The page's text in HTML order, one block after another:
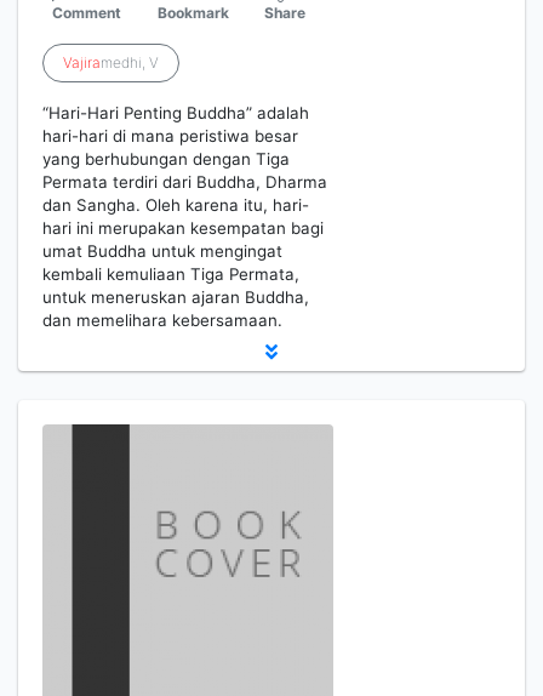
Comment Bookmark Share
Vajiramedhi, V
“Hari-Hari Penting Buddha” adalah
hari-hari di mana peristiwa besar
yang berhubungan dengan Tiga
Permata terdiri dari Buddha, Dharma
dan Sangha. Oleh karena itu, hari-
hari ini merupakan kesempatan bagi
umat Buddha untuk mengingat
kembali kemuliaan Tiga Permata,
untuk meneruskan ajaran Buddha,
dan memelihara kebersamaan.